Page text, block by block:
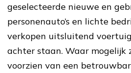
geselecteerde nieuwe en
personenauto’s en lichte
verkopen uitsluitend
achter staan. Waar mogelijk
voorzien van een